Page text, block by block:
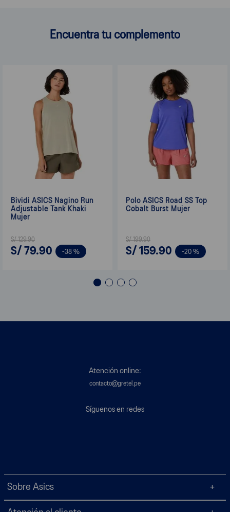
Encuentra tu complemento
Bividi ASICS Nagino Run
Adjustable Tank Khaki
Mujer
S/ 129.90
S/ 79.90 -38 %
Polo ASICS Road SS Top
Cobalt Burst Mujer
S/ 199.90
S/ 159.90 -20 %
Atención online:
contacto@gretel.pe
Síguenos en redes
Sobre Asics